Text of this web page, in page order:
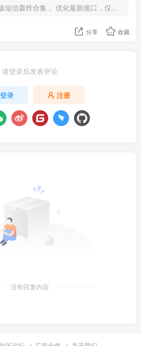
信轰炸合集， 优化最新接口，仅供测试使用
分享 收藏
请登录后发表评论
登录 注册
没有回复内容